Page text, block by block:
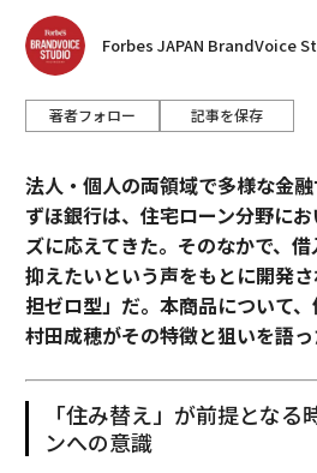
Forbes JAPAN BrandVoice
著者フォロー 記事を保存
法人・個人の両領域で多様な金
ずほ銀行は、住宅ローン分野に
ズに応えてきた。そのなかで、
抑えたいという声をもとに開発
担ゼロ型」だ。本商品について
村田成穂がその特徴と狙いを語っ
「住み替え」が前提とな
ンへの意識